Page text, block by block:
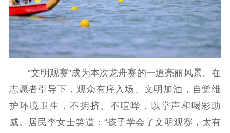
紫金人才 职称评审
数据资源
新时代公民素养
提升资源库
新闻出版
政务服务
作品著作权
登记服务
服务管理平台
管理平台
服务管理
“文明观赛”成为本次龙舟赛的一道亮丽风景。在
志愿者引导下，观众有序入场、文明加油，自觉维
护环境卫生，不拥挤、不喧哗，以掌声和喝彩助
威。居民李女士笑道：“孩子学会了文明观赛，太有